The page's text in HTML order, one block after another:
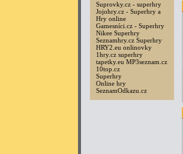
Suprovky.cz - superhry
Jojohry.cz - Superhry a
Hry online
Gamesníci.cz - Superhry
Nikee Superhry
Seznamhry.cz Superhry
HRY2.eu onlinovky
1hry.cz superhry
tapetky.eu MP3seznam.cz
10top.cz
Superhry
Online hry
SeznamOdkazu.cz